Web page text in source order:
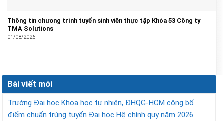
Thông tin chương trình tuyển sinh viên thực tập Khóa 53 Công ty
TMA Solutions
01/08/2026
Bài viết mới
Trường Đại học Khoa học tự nhiên, ĐHQG-HCM công bố
điểm chuẩn trúng tuyển Đại học Hệ chính quy năm 2026